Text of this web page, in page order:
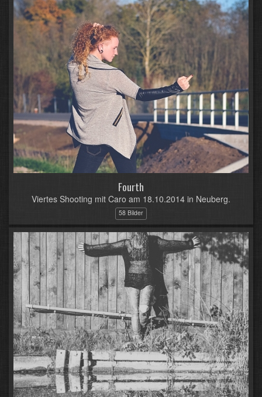
Fourth
Viertes Shooting mit Caro am 18.10.2014 in Neuberg.
58 Bilder